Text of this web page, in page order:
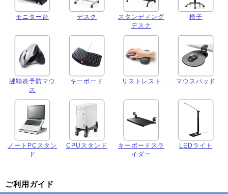
モニター台 デスク
スタンディング
デスク
椅子
腱鞘炎予防マウ
ス
キーボード リストレスト マウスパッド
ノートPCスタン
ド
CPUスタンド
キーボードスラ
イダー
LEDライト
ご利用ガイド